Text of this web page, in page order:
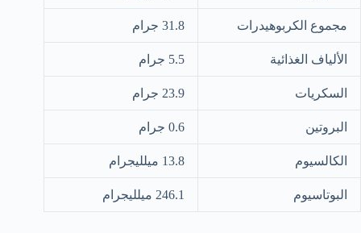
مجموع الكربوهيدرات 31.8 جرام
الألياف الغذائية 5.5 جرام
السكريات 23.9 جرام
البروتين 0.6 جرام
الكالسيوم 13.8 ميلليجرام
البوتاسيوم 246.1 ميلليجرام